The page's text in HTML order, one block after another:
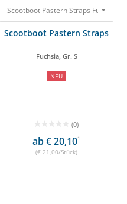
S 21,00 €
Scootboot Pastern Straps Fuchsia,
Scootboot Pastern Straps
Fuchsia, Gr. S
NEU
(0)
ab € 20,101
(€ 21,00/Stück)